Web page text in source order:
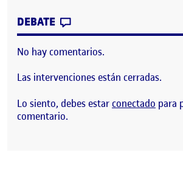
DEBATE
No hay comentarios.
Las intervenciones están cerradas.
Lo siento, debes estarconectado para
comentario.